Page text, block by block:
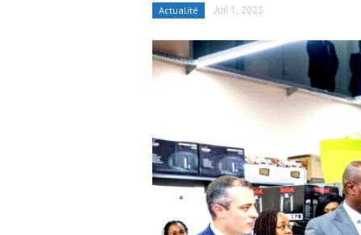
Actualité Juil 1, 2025